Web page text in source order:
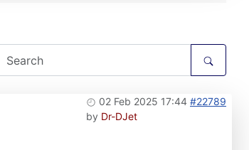
02 Feb 2025 17:44 #22789
by Dr-DJet